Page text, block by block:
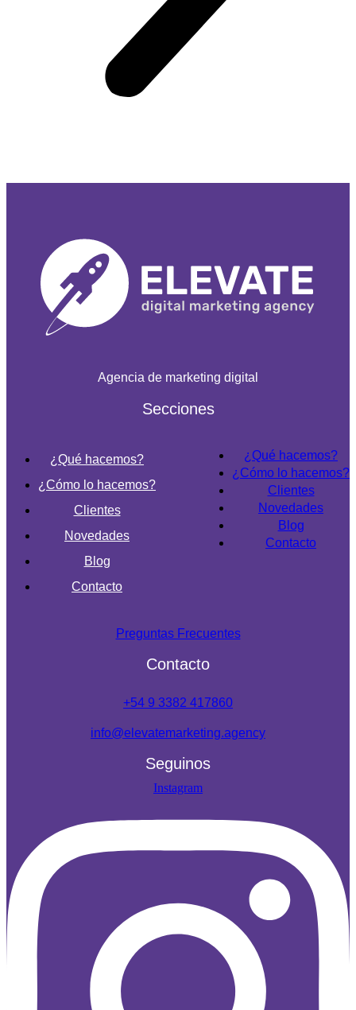
Agencia de marketing digital
Secciones
¿Qué hacemos?
¿Cómo lo hacemos?
Clientes
Novedades
Blog
Contacto
¿Qué hacemos?
¿Cómo lo hacemos?
Clientes
Novedades
Blog
Contacto
Preguntas Frecuentes
Contacto
+54 9 3382 417860
info@elevatemarketing.agency
Seguinos
Instagram